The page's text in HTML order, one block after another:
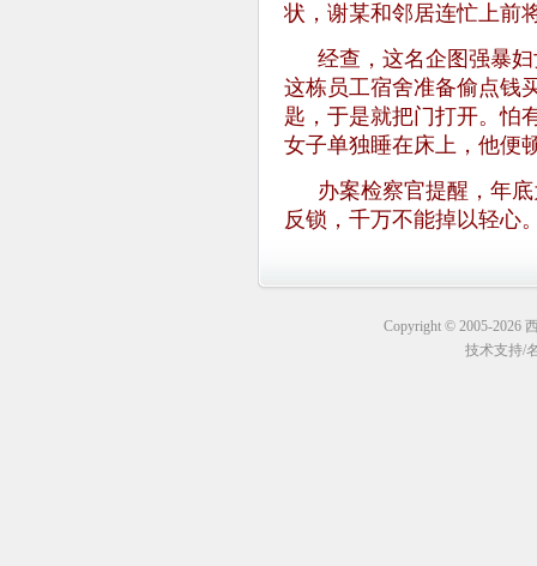
状，谢某和邻居连忙上前
经查，这名企图强暴
这栋员工宿舍准备偷点钱
匙，于是就把门打开。怕
女子单独睡在床上，他便
办案检察官提醒，年
反锁，千万不能掉以轻心
Copyright © 2005-2026
技术支持/